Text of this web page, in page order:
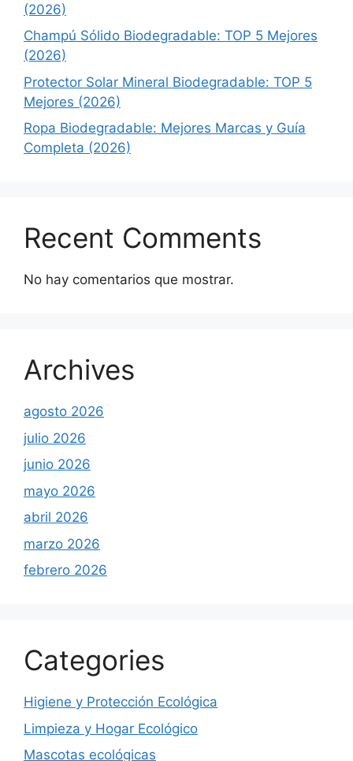
(2026)
Champú Sólido Biodegradable: TOP 5 Mejores
(2026)
Protector Solar Mineral Biodegradable: TOP 5
Mejores (2026)
Ropa Biodegradable: Mejores Marcas y Guía
Completa (2026)
Recent Comments
No hay comentarios que mostrar.
Archives
agosto 2026
julio 2026
junio 2026
mayo 2026
abril 2026
marzo 2026
febrero 2026
Categories
Higiene y Protección Ecológica
Limpieza y Hogar Ecológico
Mascotas ecológicas